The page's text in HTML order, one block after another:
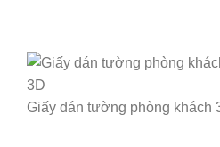
Giấy dán tường phòng khách